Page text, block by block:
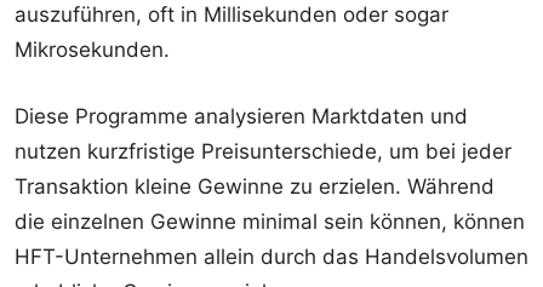
auszuführen, oft in Millisekunden oder sogar
Mikrosekunden.
Diese Programme analysieren Marktdaten und
nutzen kurzfristige Preisunterschiede, um bei jeder
Transaktion kleine Gewinne zu erzielen. Während
die einzelnen Gewinne minimal sein können, können
HFT-Unternehmen allein durch das Handelsvolumen